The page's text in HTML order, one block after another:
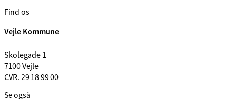
Find os
Vejle Kommune
Skolegade 1
7100 Vejle
CVR. 29 18 99 00
Se også